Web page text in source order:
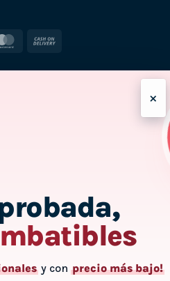
MasterCard
×
y con precio más bajo!